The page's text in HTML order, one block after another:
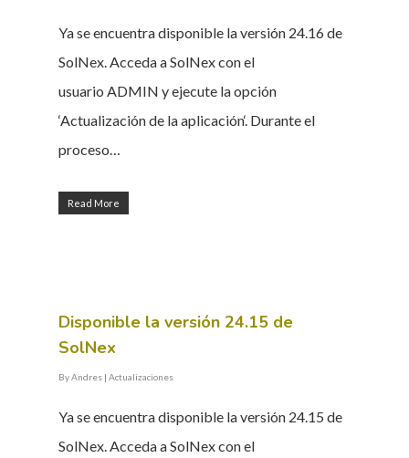
Ya se encuentra disponible la versión 24.16 de
SolNex. Acceda a SolNex con el
usuario ADMIN y ejecute la opción
‘Actualización de la aplicación‘. Durante el
proceso…
Read More
Disponible la versión 24.15 de
SolNex
ByAndres | Actualizaciones
Ya se encuentra disponible la versión 24.15 de
SolNex. Acceda a SolNex con el